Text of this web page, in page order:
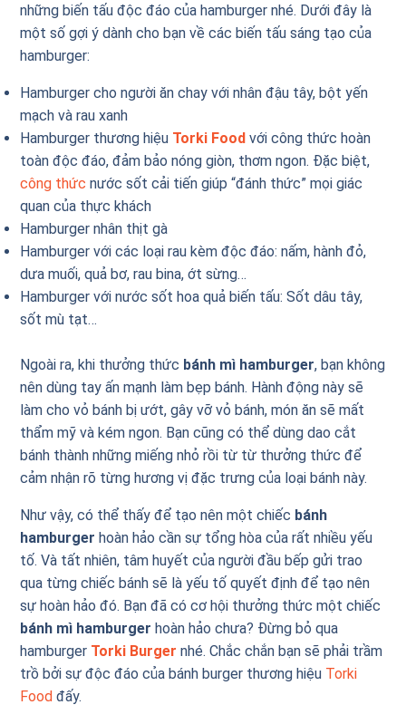
những biến tấu độc đáo của hamburger nhé. Dưới đây là
một số gợi ý dành cho bạn về các biến tấu sáng tạo của
hamburger:
Hamburger cho người ăn chay với nhân đậu tây, bột yến
mạch và rau xanh
Hamburger thương hiệu Torki Food với công thức hoàn
toàn độc đáo, đảm bảo nóng giòn, thơm ngon. Đặc biệt,
công thức nước sốt cải tiến giúp “đánh thức” mọi giác
quan của thực khách
Hamburger nhân thịt gà
Hamburger với các loại rau kèm độc đáo: nấm, hành đỏ,
dưa muối, quả bơ, rau bina, ớt sừng…
Hamburger với nước sốt hoa quả biến tấu: Sốt dâu tây,
sốt mù tạt…
Ngoài ra, khi thưởng thức bánh mì hamburger, bạn không
nên dùng tay ấn mạnh làm bẹp bánh. Hành động này sẽ
làm cho vỏ bánh bị ướt, gây vỡ vỏ bánh, món ăn sẽ mất
thẩm mỹ và kém ngon. Bạn cũng có thể dùng dao cắt
bánh thành những miếng nhỏ rồi từ từ thưởng thức để
cảm nhận rõ từng hương vị đặc trưng của loại bánh này.
Như vậy, có thể thấy để tạo nên một chiếc bánh
hamburger hoàn hảo cần sự tổng hòa của rất nhiều yếu
tố. Và tất nhiên, tâm huyết của người đầu bếp gửi trao
qua từng chiếc bánh sẽ là yếu tố quyết định để tạo nên
sự hoàn hảo đó. Bạn đã có cơ hội thưởng thức một chiếc
bánh mì hamburger hoàn hảo chưa? Đừng bỏ qua
hamburger Torki Burger nhé. Chắc chắn bạn sẽ phải trầm
trồ bởi sự độc đáo của bánh burger thương hiệu Torki
Food đấy.